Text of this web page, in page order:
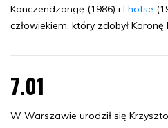
Kanczendzongę (1986) i Lhotse
człowiekiem, który zdobył
7.01
W Warszawie urodził się